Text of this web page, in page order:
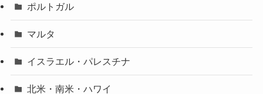
ポルトガル
マルタ
イスラエル・パレスチナ
北米・南米・ハワイ